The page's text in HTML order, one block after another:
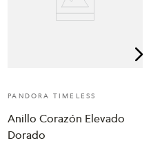
PANDORA TIMELESS
Anillo Corazón Elevado
Dorado